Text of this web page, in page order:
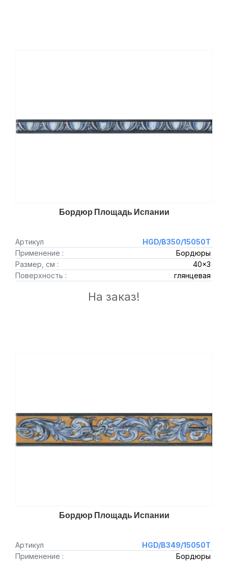
Бордюр Площадь Испании
Артикул
HGD/B350/15050T
Применение :
Бордюры
Размер, см :
40x3
Поверхность :
глянцевая
На заказ!
Бордюр Площадь Испании
Артикул
HGD/B349/15050T
Применение :
Бордюры